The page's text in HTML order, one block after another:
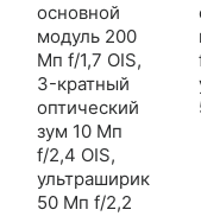
основной
модуль 200
Мп f/1,7 OIS,
3-кратный
оптический
зум 10 Мп
f/2,4 OIS,
ультраширик
50 Мп f/2,2